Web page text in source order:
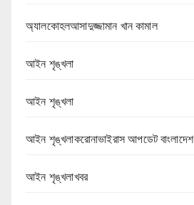
অ্যালকোহলআসাদুজ্জামান খান কামাল
আইন শৃঙ্খলা
আইন শৃঙ্খলা
আইন শৃঙ্খলাকরোনাভাইরাস আপডেট বাংলাদেশ
আইন শৃঙ্খলাখবর